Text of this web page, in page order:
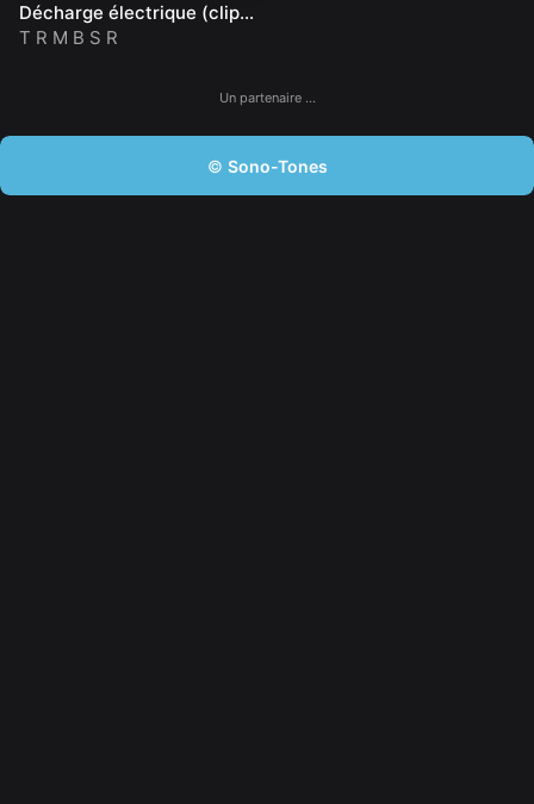
Décharge électrique (clip
officiel)
T R M B S R
Un partenaire …
© Sono-Tones